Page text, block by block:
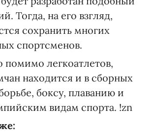
Тогда, на его взгляд,
сохранить многих
спортсменов.
помимо легкоатлетов,
находится и в сборных
боксу, плаванию и
видам спорта. !zn